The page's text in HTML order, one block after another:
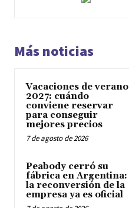
Más noticias
Vacaciones de verano
2027: cuándo
conviene reservar
para conseguir
mejores precios
7 de agosto de 2026
Peabody cerró su
fábrica en Argentina:
la reconversión de la
empresa ya es oficial